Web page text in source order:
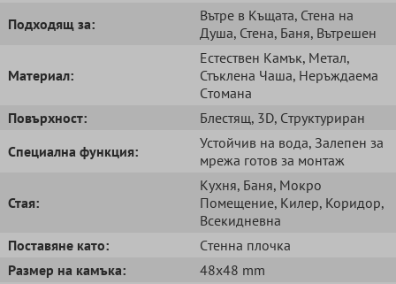
Подходящ за:
Вътре в Къщата, Стена на
Душа, Стена, Баня, Вътрешен
Mатериал:
Естествен Kамък, Метал,
Стъклена Чаша, Неръждаема
Cтомана
Повърхност:
Блестящ, 3D, Cтруктуриран
Специална функция:
Устойчив на вода, Залепен за
мрежа готов за монтаж
Стая:
Кухня, Баня, Мокро
Помещение, Килер, Коридор,
Всекидневна
Поставяне като:
Cтенна плочка
Размер на камъка:
48x48 mm